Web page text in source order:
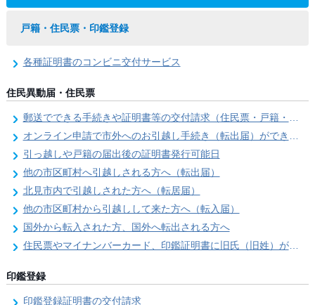
戸籍・住民票・印鑑登録
各種証明書のコンビニ交付サービス
住民異動届・住民票
郵送でできる手続きや証明書等の交付請求（住民票・戸籍・国民年金関係）
オンライン申請で市外へのお引越し手続き（転出届）ができます
引っ越しや戸籍の届出後の証明書発行可能日
他の市区町村へ引越しされる方へ（転出届）
北見市内で引越しされた方へ（転居届）
他の市区町村から引越しして来た方へ（転入届）
国外から転入された方、国外へ転出される方へ
住民票やマイナンバーカード、印鑑証明書に旧氏（旧姓）が併記できるようになりました！
印鑑登録
印鑑登録証明書の交付請求